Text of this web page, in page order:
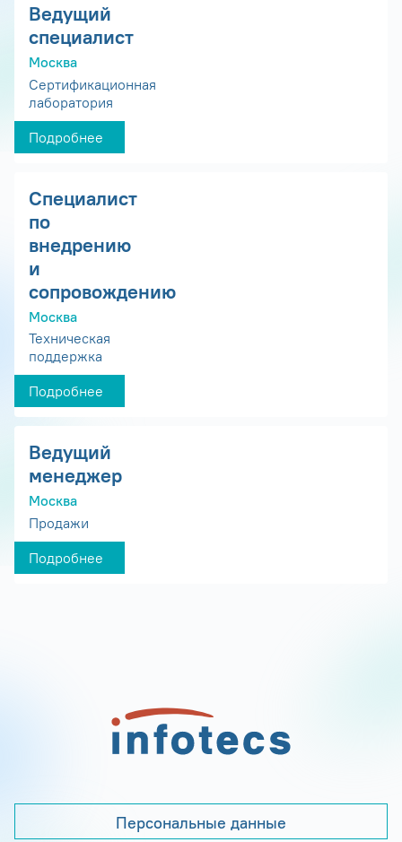
Ведущий
специалист
Москва
Сертификационная
лаборатория
Подробнее
Специалист
по
внедрению
и
сопровождению
Москва
Техническая
поддержка
Подробнее
Ведущий
менеджер
Москва
Продажи
Подробнее
Персональные данные